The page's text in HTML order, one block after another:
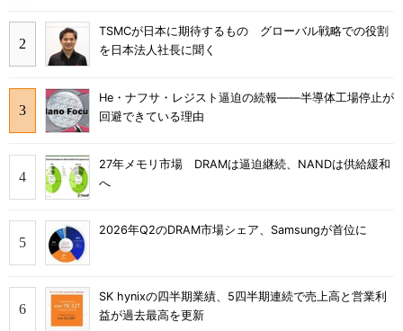
TSMCが日本に期待するもの グローバル戦略での役割
を日本法人社長に聞く
He・ナフサ・レジスト逼迫の続報――半導体工場停止が
回避できている理由
27年メモリ市場 DRAMは逼迫継続、NANDは供給緩和
へ
2026年Q2のDRAM市場シェア、Samsungが首位に
SK hynixの四半期業績、5四半期連続で売上高と営業利
益が過去最高を更新